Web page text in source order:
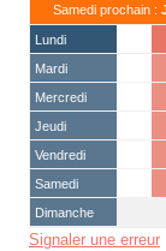
Samedi prochain :
Lundi
Mardi
Mercredi
Jeudi
Vendredi
Samedi
Dimanche
Signaler une erreur